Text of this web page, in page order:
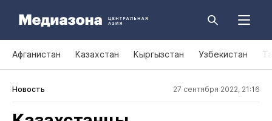
Афганистан Казахстан Кыргызстан Узбекистан
Новость 27 сентября 2022, 21:16